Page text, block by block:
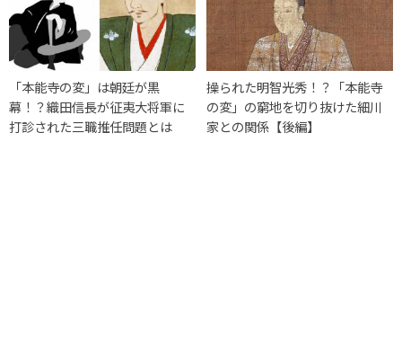
「本能寺の変」は朝廷が黒
幕！？織田信長が征夷大将軍に
打診された三職推任問題とは
操られた明智光秀！？「本能寺
の変」の窮地を切り抜けた細川
家との関係【後編】